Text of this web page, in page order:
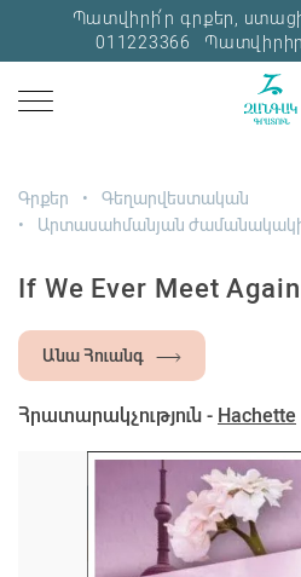
Պատվիրի՛ր գրքեր,
011223366
Գրքեր
Գեղարվեստական
Արտասահմանյան
If We Ever Meet Again
Անա Հուանգ
Հրատարակչություն - Hachette